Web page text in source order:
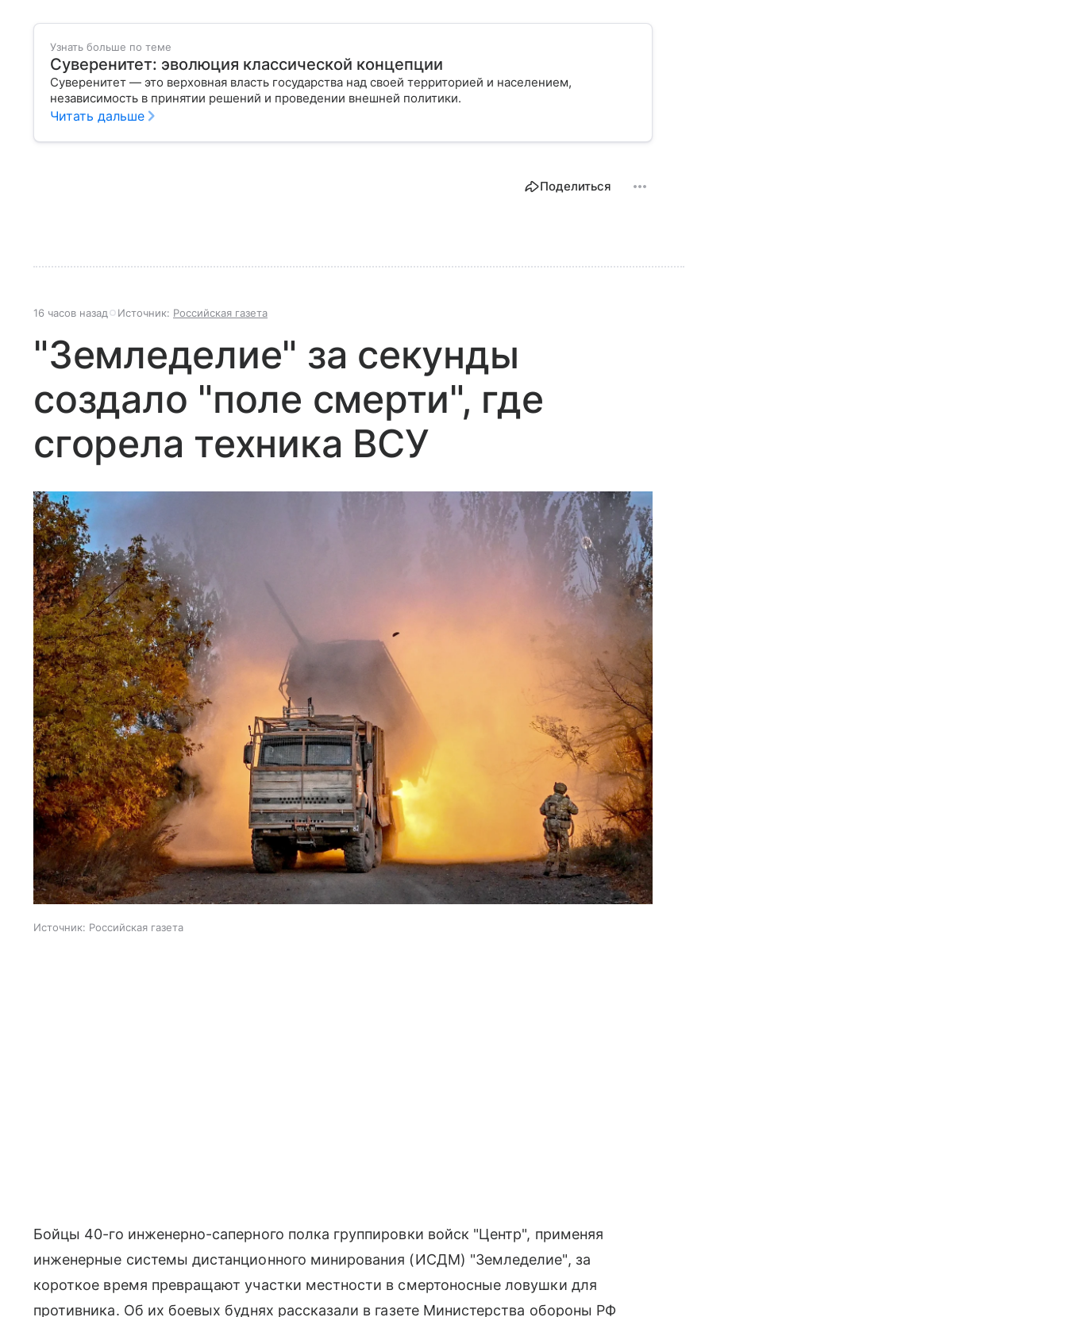
Узнать больше по теме
Суверенитет: эволюция классической концепции
Суверенитет — это верховная власть государства над своей территорией и населением,
независимость в принятии решений и проведении внешней политики.
Читать дальше
Поделиться
16 часов назад Источник: Российская газета
"Земледелие" за секунды
создало "поле смерти", где
сгорела техника ВСУ
Источник: Российская газета
Бойцы 40-го инженерно-саперного полка группировки войск "Центр", применяя
инженерные системы дистанционного минирования (ИСДМ) "Земледелие", за
короткое время превращают участки местности в смертоносные ловушки для
противника. Об их боевых буднях рассказали в газете Министерства обороны РФ